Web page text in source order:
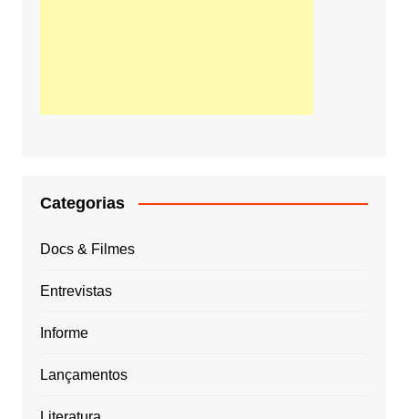
Categorias
Docs & Filmes
Entrevistas
Informe
Lançamentos